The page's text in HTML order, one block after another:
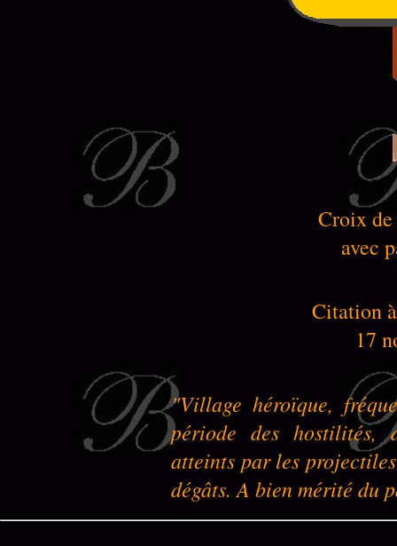
Croix
avec
Citation
17
"Village héroïque,
période des hostilités,
atteints par les
dégâts. A bien mérité du